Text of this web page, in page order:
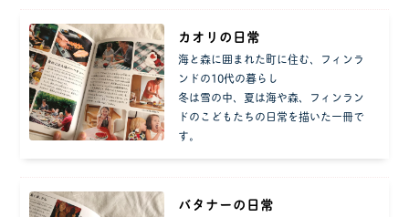
カオリの日常
海と森に囲まれた町に住む、フィンラ
ンドの10代の暮らし
冬は雪の中、夏は海や森、フィンラン
ドのこどもたちの日常を描いた一冊で
す。
バタナーの日常